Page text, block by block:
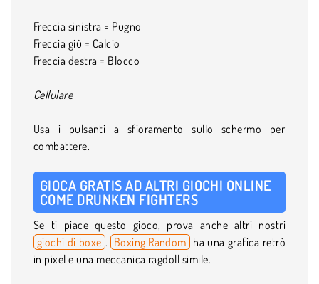
Freccia sinistra = Pugno
Freccia giù = Calcio
Freccia destra = Blocco
Cellulare
Usa i pulsanti a sfioramento sullo schermo per
combattere.
GIOCA GRATIS AD ALTRI GIOCHI ONLINE
COME DRUNKEN FIGHTERS
Se ti piace questo gioco, prova anche altri nostri
giochi di boxe . Boxing Random ha una grafica retrò
in pixel e una meccanica ragdoll simile.